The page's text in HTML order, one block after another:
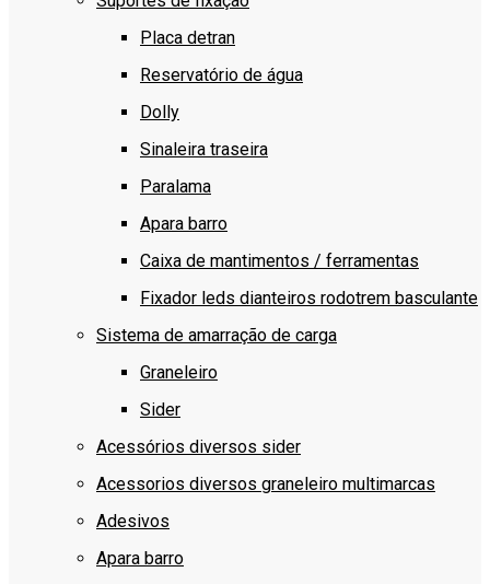
Placa detran
Reservatório de água
Dolly
Sinaleira traseira
Paralama
Apara barro
Caixa de mantimentos / ferramentas
Fixador leds dianteiros rodotrem basculante
Sistema de amarração de carga
Graneleiro
Sider
Acessórios diversos sider
Acessorios diversos graneleiro multimarcas
Adesivos
Apara barro